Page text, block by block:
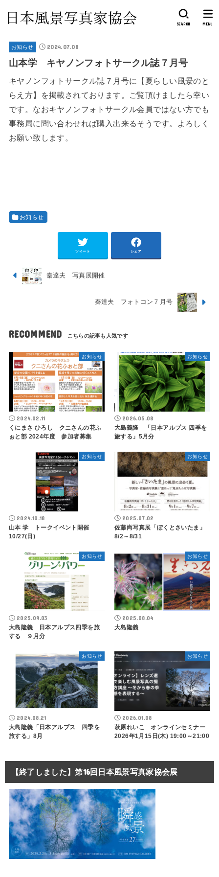
SEARCH MENU
お知らせ 2024.07.08
山本学 キヤノンフォトサークル誌７月号
キヤノンフォトサークル誌７月号に【夏らしい風景のと
らえ方】を掲載されております。ご覧頂けましたら幸い
です。なおキヤノンフォトサークル会員ではない方でも
事務局に問い合わせれば購入出来るそうです。よろしく
お願い致します。
お知らせ
ツイート シェア
秦達夫 写真展開催
秦達夫 フォトコン７月号
RECOMMEND
お知らせ
2024.02.11
くにまさ ひろし クニさんの花ふ
ぉと部 2024年度 参加者募集
お知らせ
2026.05.08
大島義隆 「日本アルプス 四季を
旅する」5月分
お知らせ
2024.10.18
山本 学 トークイベント開催
10/27(日)
お知らせ
2025.07.02
佐藤尚写真展「ぼくとさいたま」
8/2～8/31
お知らせ
2025.09.03
大島隆義 日本アルプス四季を旅
する ９月分
お知らせ
2025.08.04
大島隆義
お知らせ
2024.08.21
大島隆義「日本アルプス 四季を
旅する」8月
お知らせ
2026.01.08
萩原れいこ オンラインセミナー
2026年1月15日(木) 19:00～21:00
【終了しました】第16回日本風景写真家協会展